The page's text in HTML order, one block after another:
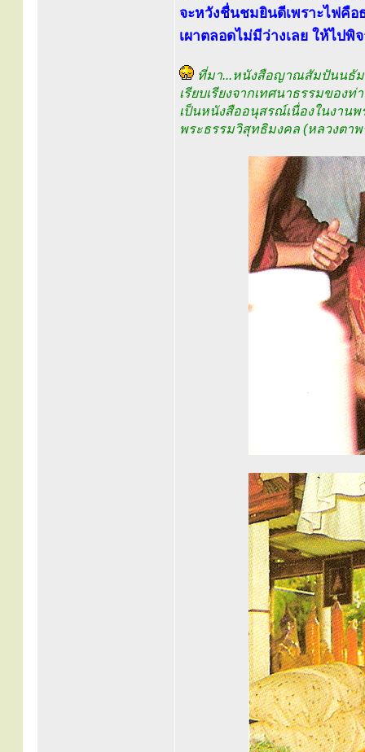
จะหวังชื่นชมยินดีเพราะไฟคือ
เผาตลอดไม่มีว่างเลย ให้ไปพิ
ที่มา...หนังสือญาณสัมปันนธั
เรียบเรียงจากเทศนาธรรมขอ
เป็นหนังสืออนุสรณ์เนื่องในงานพ
พระธรรมวิสุทธิมงคล (หลวงต